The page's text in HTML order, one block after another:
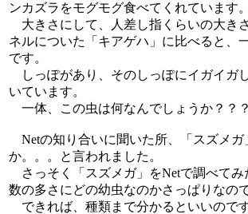
ンカズラをモグモグ食べてくれています。
大きさにして、人差し指くらいの大き
ネルについた「キアゲハ」に比べると、
です。
しっぽがあり、そのしっぽにイガイガ
いています。
一体、この虫は何なんでしょうか？？
Netの知り合いに聞いた所、「スズメガ
か。。。と言われました。
さっそく「スズメガ」をNetで調べてみ
数の多さにどの幼虫なのかさっぱりなので
できれば、種類まで分かるといいので